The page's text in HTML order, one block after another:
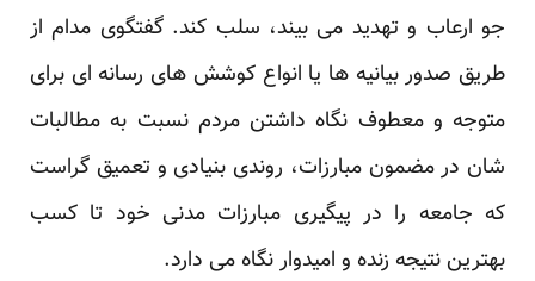
جو ارعاب و تهدید می بیند، سلب کند. گفتگوی مدام از
طریق صدور بیانیه ها یا انواع کوشش های رسانه ای برای
متوجه و معطوف نگاه داشتن مردم نسبت به مطالبات
شان در مضمون مبارزات، روندی بنیادی و تعمیق گراست
که جامعه را در پیگیری مبارزات مدنی خود تا کسب
بهترین نتیجه زنده و امیدوار نگاه می دارد.